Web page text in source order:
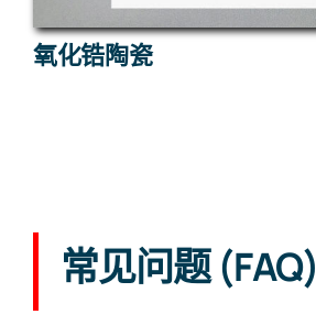
氧化锆陶瓷
常见问题 (FAQ)